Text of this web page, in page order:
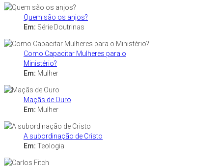
Quem são os anjos?
Em: Série Doutrinas
Como Capacitar Mulheres para o
Ministério?
Em: Mulher
Maçãs de Ouro
Em: Mulher
A subordinação de Cristo
Em: Teologia